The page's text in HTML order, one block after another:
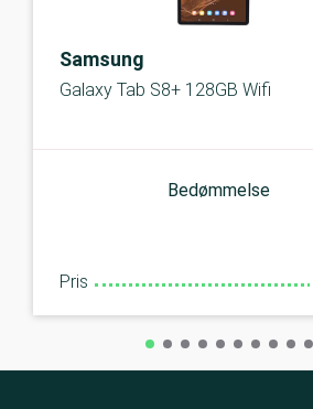
Samsung
Galaxy Tab S8+ 128GB Wifi
Bedømmelse
Pris